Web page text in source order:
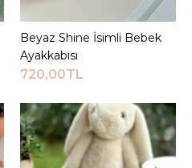
ALIŞVERIŞ LISTESINE EKLE
JEEYMI BABY
Beyaz Nena İsimli Bebek
Ayakkabısı
720,00TL
Sepete Ekle
Beyaz Shine İsimli Bebek
Ayakkabısı
720,00TL